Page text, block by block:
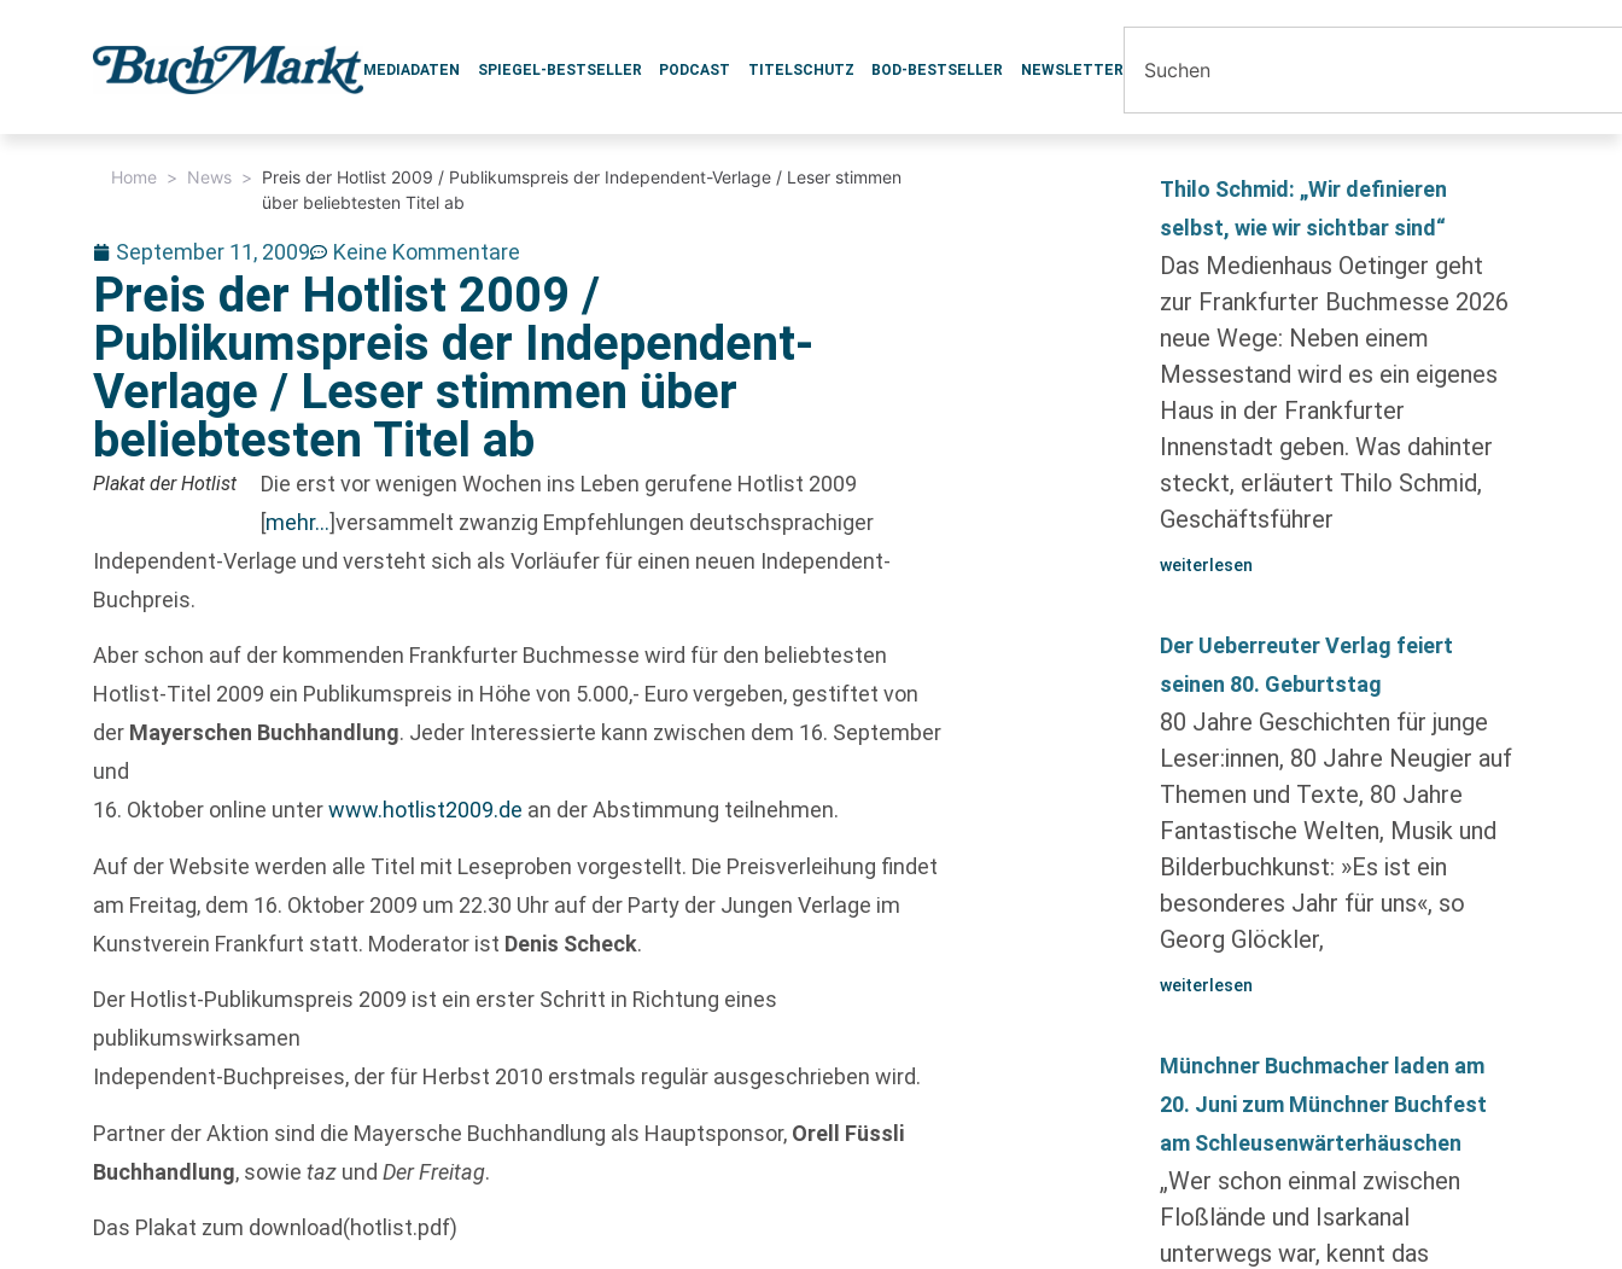
MEDIADATEN SPIEGEL-BESTSELLER PODCAST TITELSCHUTZ BOD-BESTSELLER NEWSLETTER
Home > News > Preis der Hotlist 2009 / Publikumspreis der Independent-Verlage / Leser stimmen
über beliebtesten Titel ab
September 11, 2009 Keine Kommentare
Preis der Hotlist 2009 /
Publikumspreis der Independent-
Verlage / Leser stimmen über
beliebtesten Titel ab
Plakat der Hotlist
Die erst vor wenigen Wochen ins Leben gerufene Hotlist 2009
[mehr…]versammelt zwanzig Empfehlungen deutschsprachiger
Independent-Verlage und versteht sich als Vorläufer für einen neuen Independent-
Buchpreis.
Aber schon auf der kommenden Frankfurter Buchmesse wird für den beliebtesten
Hotlist-Titel 2009 ein Publikumspreis in Höhe von 5.000,- Euro vergeben, gestiftet von
der Mayerschen Buchhandlung. Jeder Interessierte kann zwischen dem 16. September
und
16. Oktober online unterwww.hotlist2009.de an der Abstimmung teilnehmen.
Auf der Website werden alle Titel mit Leseproben vorgestellt. Die Preisverleihung findet
am Freitag, dem 16. Oktober 2009 um 22.30 Uhr auf der Party der Jungen Verlage im
Kunstverein Frankfurt statt. Moderator ist Denis Scheck.
Der Hotlist-Publikumspreis 2009 ist ein erster Schritt in Richtung eines
publikumswirksamen
Independent-Buchpreises, der für Herbst 2010 erstmals regulär ausgeschrieben wird.
Partner der Aktion sind die Mayersche Buchhandlung als Hauptsponsor, Orell Füssli
Buchhandlung, sowietaz undDer Freitag.
Das Plakat zum download(hotlist.pdf)
Thilo Schmid: „Wir definieren
selbst, wie wir sichtbar sind“
Das Medienhaus Oetinger geht
zur Frankfurter Buchmesse 2026
neue Wege: Neben einem
Messestand wird es ein eigenes
Haus in der Frankfurter
Innenstadt geben. Was dahinter
steckt, erläutert Thilo Schmid,
Geschäftsführer
weiterlesen
Der Ueberreuter Verlag feiert
seinen 80. Geburtstag
80 Jahre Geschichten für junge
Leser:innen, 80 Jahre Neugier auf
Themen und Texte, 80 Jahre
Fantastische Welten, Musik und
Bilderbuchkunst: »Es ist ein
besonderes Jahr für uns«, so
Georg Glöckler,
weiterlesen
Münchner Buchmacher laden am
20. Juni zum Münchner Buchfest
am Schleusenwärterhäuschen
„Wer schon einmal zwischen
Floßlände und Isarkanal
unterwegs war, kennt das